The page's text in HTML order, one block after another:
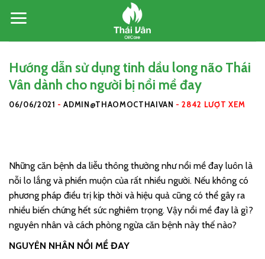
Hướng dẫn sử dụng tinh dầu long não Thái
Vân dành cho người bị nổi mề đay
06/06/2021 -ADMIN@THAOMOCTHAIVAN -2842 LƯỢT XEM
Những căn bệnh da liễu thông thường như nổi mề đay luôn là
nỗi lo lắng và phiền muộn của rất nhiều người. Nếu không có
phương pháp điều trị kịp thời và hiệu quả cũng có thể gây ra
nhiều biến chứng hết sức nghiêm trọng. Vậy nổi mề đay là gì?
nguyên nhân và cách phòng ngừa căn bệnh này thế nào?
NGUYÊN NHÂN NỔI MỀ ĐAY